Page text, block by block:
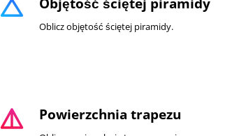
change_history
Oblicz objętość ściętej piramidy.
details Powierzchnia trapezu